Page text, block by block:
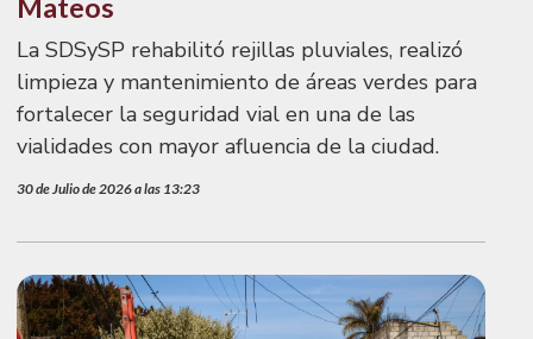
Mateos
La SDSySP rehabilitó rejillas pluviales, realizó
limpieza y mantenimiento de áreas verdes para
fortalecer la seguridad vial en una de las
vialidades con mayor afluencia de la ciudad.
30 de Julio de 2026 a las 13:23